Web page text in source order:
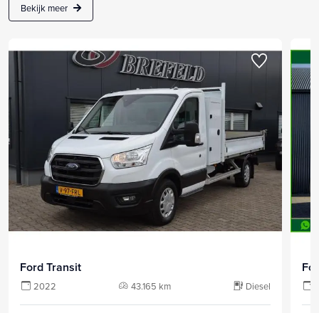
Bekijk meer
Ford Transit
2022 43.165 km Diesel